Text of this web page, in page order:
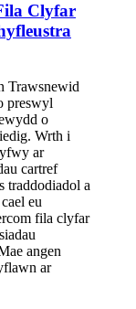
Clyfar
Trawsnewid
preswyl
o
Wrth i
ar
cartref
traddodiadol a
eu
fila clyfar
angen
ar